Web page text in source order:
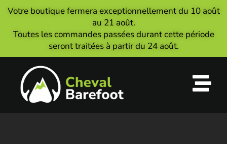
Votre boutique fermera exceptionnellement du 10 août
au 21 août.
Toutes les commandes passées durant cette période
seront traitées à partir du 24 août.